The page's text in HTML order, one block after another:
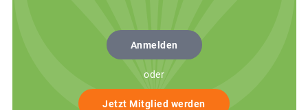
Anmelden
oder
Jetzt Mitglied werden